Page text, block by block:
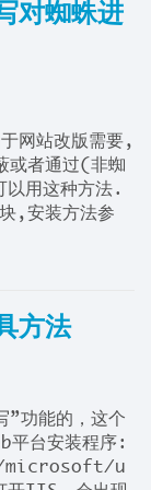
对蜘蛛进
网站改版需要,
或者通过(非蜘
用这种方法.
,安装方法参
方法
功能的，这个
平台安装程序:
u